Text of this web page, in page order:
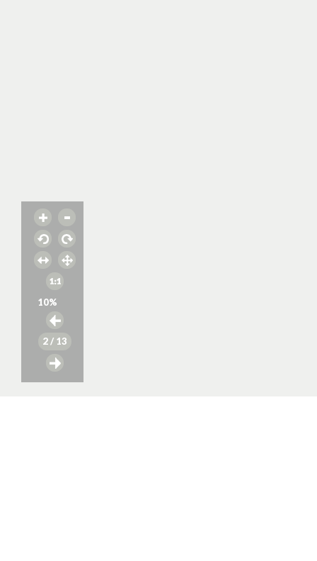
10%
2/ 13